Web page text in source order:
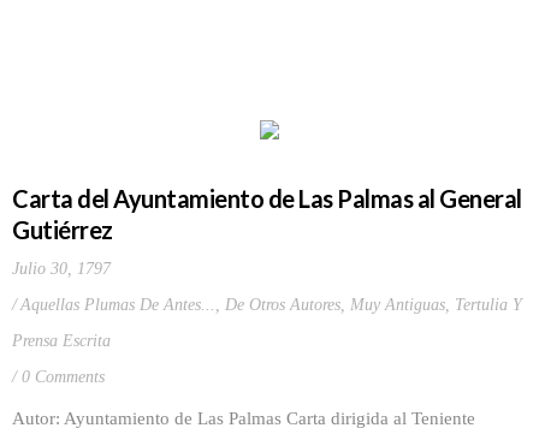
Carta del Ayuntamiento de Las Palmas al General
Gutiérrez
Julio 30, 1797
Aquellas Plumas De Antes... , De Otros Autores, Muy Antiguas, Tertulia Y
Prensa Escrita
0 Comments
Autor: Ayuntamiento de Las Palmas Carta dirigida al Teniente